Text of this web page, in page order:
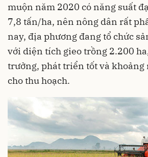
muộn năm 2020 có năng suất
7,8 tấn/ha, nên nông dân rất
nay, địa phương đang tổ chức
với diện tích gieo trồng 2.200
trưởng, phát triển tốt và khoảng
cho thu hoạch.